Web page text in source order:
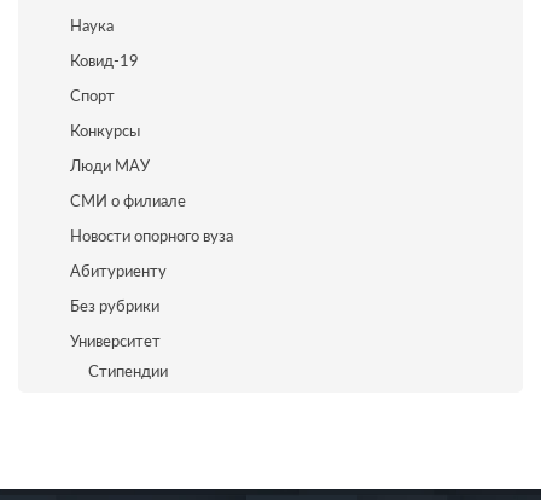
Наука
Ковид-19
Спорт
Конкурсы
Люди МАУ
СМИ о филиале
Новости опорного вуза
Абитуриенту
Без рубрики
Университет
Стипендии